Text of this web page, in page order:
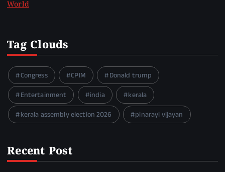
World
Tag Clouds
Congress CPIM
Donald trump
Entertainment
india
kerala
kerala assembly election 2026
pinarayi vijayan
Recent Post